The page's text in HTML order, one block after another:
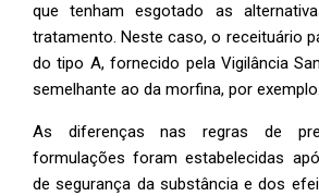
que tenham esgotado as
tratamento. Neste caso, o receituário
do tipo A, fornecido pela Vigilância
semelhante ao da morfina, por exemplo.
As diferenças nas regras de
formulações foram estabelecidas
de segurança da substância e dos